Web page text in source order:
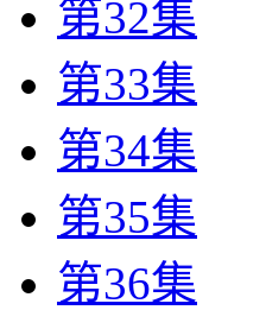
第32集
第33集
第34集
第35集
第36集